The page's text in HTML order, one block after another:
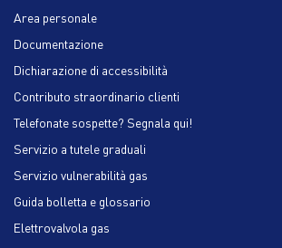
Area personale
Documentazione
Dichiarazione di accessibilità
Contributo straordinario clienti
Telefonate sospette? Segnala qui!
Servizio a tutele graduali
Servizio vulnerabilità gas
Guida bolletta e glossario
Elettrovalvola gas